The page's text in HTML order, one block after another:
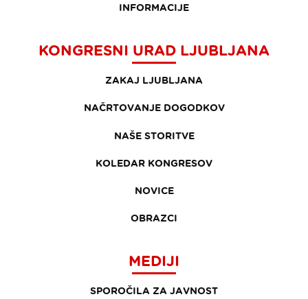
INFORMACIJE
KONGRESNI URAD LJUBLJANA
ZAKAJ LJUBLJANA
NAČRTOVANJE DOGODKOV
NAŠE STORITVE
KOLEDAR KONGRESOV
NOVICE
OBRAZCI
MEDIJI
SPOROČILA ZA JAVNOST